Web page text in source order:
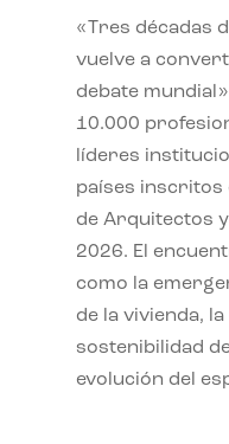
«Tres décadas
vuelve a
debate
10.000
líderes
países inscritos
de Arquitectos
2026. El
como la
de la vivienda,
sostenibilidad
evolución del